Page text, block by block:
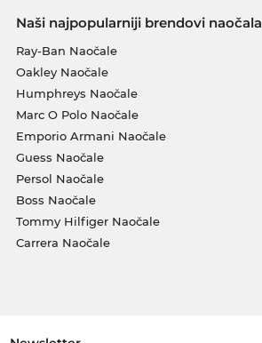
Naši najpopularniji brendovi naočala
Ray-Ban Naočale
Oakley Naočale
Humphreys Naočale
Marc O Polo Naočale
Emporio Armani Naočale
Guess Naočale
Persol Naočale
Boss Naočale
Tommy Hilfiger Naočale
Carrera Naočale